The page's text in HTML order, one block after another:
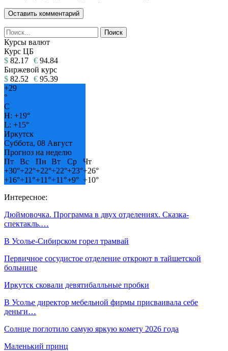
Курсы валют
Курс ЦБ
$ 82.17 € 94.84
Биржевой курс
$ 82.52 € 95.39
+29
°
C
H: +19°
L: +15°
Иркутск
Суббота, 08 Август
Прогноз на неделю
Пт
Вс Пн Вт Ср
Чт
+30°+22°+22°+22°+23°+26°
+16°+11°+11°+11°+9° +10°
Интересное:
Дюймовочка. Программа в двух отделениях. Сказка-
спектакль.…
В Усолье-Сибирском горел трамвай
Первичное сосудистое отделение откроют в тайшетской
больнице
Иркутск сковали девятибалльные пробки
В Усолье директор мебельной фирмы присваивала себе
деньги…
Солнце поглотило самую яркую комету 2026 года
Маленький принц